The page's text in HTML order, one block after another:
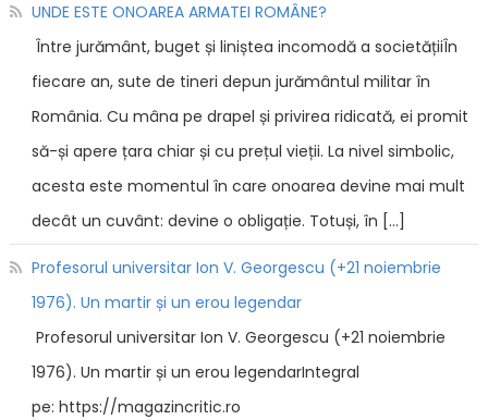
UNDE ESTE ONOAREA ARMATEI ROMÂNE?
Între jurământ, buget și liniștea incomodă a societățiiÎn
fiecare an, sute de tineri depun jurământul militar în
România. Cu mâna pe drapel și privirea ridicată, ei promit
să-și apere țara chiar și cu prețul vieții. La nivel simbolic,
acesta este momentul în care onoarea devine mai mult
decât un cuvânt: devine o obligație. Totuși, în […]
Profesorul universitar Ion V. Georgescu (+21 noiembrie
1976). Un martir și un erou legendar
Profesorul universitar Ion V. Georgescu (+21 noiembrie
1976). Un martir și un erou legendarIntegral
pe: https://magazincritic.ro